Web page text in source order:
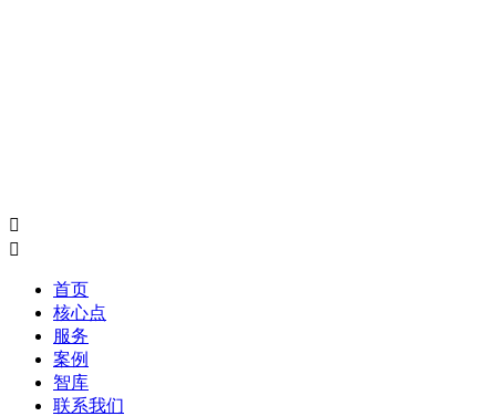


首页
核心点
服务
案例
智库
联系我们